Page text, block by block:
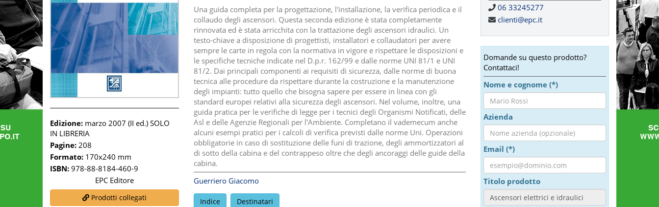
Edizione: marzo 2007 (II ed.) SOLO
IN LIBRERIA
Pagine: 208
Formato: 170x240 mm
ISBN: 978-88-8184-460-9
EPC Editore
Prodotti collegati
Una guida completa per la progettazione, l'installazione, la verifica periodica e il
collaudo degli ascensori. Questa seconda edizione è stata completamente
rinnovata ed è stata arricchita con la trattazione degli ascensori idraulici. Un
testo-chiave a disposizione di progettisti, installatori e collaudatori per avere
sempre le carte in regola con la normativa in vigore e rispettare le disposizioni e
le specifiche tecniche indicate nel D.p.r. 162/99 e dalle norme UNI 81/1 e UNI
81/2. Dai principali componenti ai requisiti di sicurezza, dalle norme di buona
tecnica alle procedure da rispettare durante la costruzione e la manutenzione
degli impianti: tutto quello che bisogna sapere per essere in linea con gli
standard europei relativi alla sicurezza degli ascensori. Nel volume, inoltre, una
guida pratica per le verifiche di legge per i tecnici degli Organismi Notificati, delle
Asl e delle Agenzie Regionali per l'Ambiente. Completano il vademecum anche
alcuni esempi pratici per i calcoli di verifica previsti dalle norme Uni. Operazioni
obbligatorie in caso di sostituzione delle funi di trazione, degli ammortizzatori al
di sotto della cabina e del contrappeso oltre che degli ancoraggi delle guide della
cabina.
Guerriero Giacomo
Indice Destinatari
06 33245277
clienti@epc.it
Domande su questo prodotto?
Contattaci!
Nome e cognome (*)
Azienda
Email (*)
Titolo prodotto